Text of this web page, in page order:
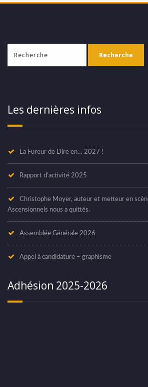
Les dernières infos
La Fureur de Dire en… 2027 !
Rapport d’activité 2025
Christophe Moyer, auteur et metteur en
Ascensionnels nous a quittés.
Assemblée Générale 2026
Appel à candidature – graphisme
Adhésion 2025-2026